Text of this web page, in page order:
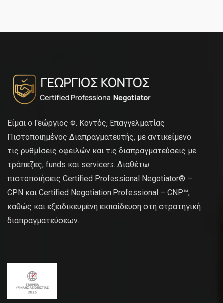
Είμαι ο Γεώργιος Φ. Κοντός, Επαγγελματίας
Πιστοποιημένος Διαπραγματευτής, με αντικείμενο
τις ρυθμίσεις οφειλών και τις διαπραγματεύσεις με
τράπεζες, funds και servicers. Διαθέτω
πιστοποιήσεις Certified Professional Negotiator® –
CPN και Certified Negotiation Professional – CNP™,
καθώς και εξειδικευμένη εκπαίδευση στη στρατηγική
διαπραγματεύσεων.